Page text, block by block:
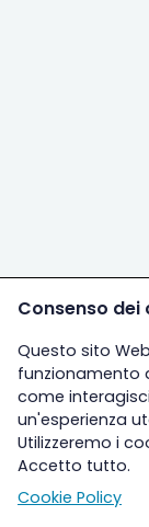
Consenso dei
Questo sito
funzionamento
come
un'esperienza
Utilizzeremo i
Accetto tutto.
Cookie Policy